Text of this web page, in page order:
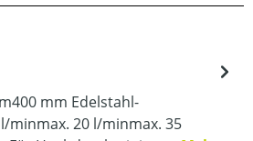
mm Edelstahl-
minmax. 20 l/minmax. 35